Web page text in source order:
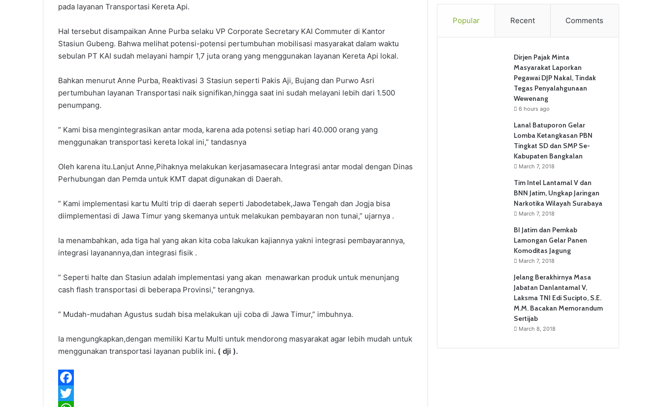
pada layanan Transportasi Kereta Api.
Hal tersebut disampaikan Anne Purba selaku VP Corporate Secretary KAI Commuter di Kantor
Stasiun Gubeng. Bahwa melihat potensi-potensi pertumbuhan mobilisasi masyarakat dalam waktu
sebulan PT KAI sudah melayani hampir 1,7 juta orang yang menggunakan layanan Kereta Api lokal.
Bahkan menurut Anne Purba, Reaktivasi 3 Stasiun seperti Pakis Aji, Bujang dan Purwo Asri
pertumbuhan layanan Transportasi naik signifikan,hingga saat ini sudah melayani lebih dari 1.500
penumpang.
” Kami bisa mengintegrasikan antar moda, karena ada potensi setiap hari 40.000 orang yang
menggunakan transportasi kereta lokal ini,” tandasnya
Oleh karena itu.Lanjut Anne,Pihaknya melakukan kerjasamasecara Integrasi antar modal dengan Dinas
Perhubungan dan Pemda untuk KMT dapat digunakan di Daerah.
” Kami implementasi kartu Multi trip di daerah seperti Jabodetabek,Jawa Tengah dan Jogja bisa
diimplementasi di Jawa Timur yang skemanya untuk melakukan pembayaran non tunai,” ujarnya .
Ia menambahkan, ada tiga hal yang akan kita coba lakukan kajiannya yakni integrasi pembayarannya,
integrasi layanannya,dan integrasi fisik .
” Seperti halte dan Stasiun adalah implementasi yang akan menawarkan produk untuk menunjang
cash flash transportasi di beberapa Provinsi,” terangnya.
” Mudah-mudahan Agustus sudah bisa melakukan uji coba di Jawa Timur,” imbuhnya.
Ia mengungkapkan,dengan memiliki Kartu Multi untuk mendorong masyarakat agar lebih mudah untuk
menggunakan transportasi layanan publik ini. ( dji ).
F
Popular Recent Comments
Dirjen Pajak Minta
Masyarakat Laporkan
Pegawai DJP Nakal, Tindak
Tegas Penyalahgunaan
Wewenang
6 hours ago
Lanal Batuporon Gelar
Lomba Ketangkasan PBN
Tingkat SD dan SMP Se-
Kabupaten Bangkalan
March 7, 2018
Tim Intel Lantamal V dan
BNN Jatim, Ungkap Jaringan
Narkotika Wilayah Surabaya
March 7, 2018
BI Jatim dan Pemkab
Lamongan Gelar Panen
Komoditas Jagung
March 7, 2018
Jelang Berakhirnya Masa
Jabatan Danlantamal V,
Laksma TNI Edi Sucipto, S.E.
M.M. Bacakan Memorandum
Sertijab
March 8, 2018